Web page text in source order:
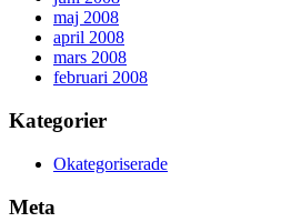
maj 2008
april 2008
mars 2008
februari 2008
Kategorier
Okategoriserade
Meta